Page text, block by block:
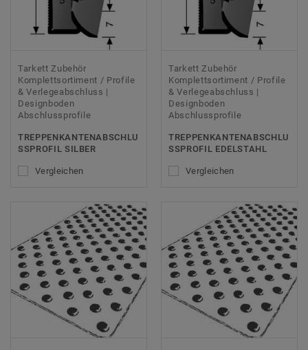
Tarkett Zubehör
Komplettsortiment / Profile
& Verlegeabschluss |
Designboden
Abschlussprofile
TREPPENKANTENABSCHLU
SSPROFIL SILBER
Vergleichen
Tarkett Zubehör
Komplettsortiment / Profile
& Verlegeabschluss |
Designboden
Abschlussprofile
TREPPENKANTENABSCHLU
SSPROFIL EDELSTAHL
Vergleichen